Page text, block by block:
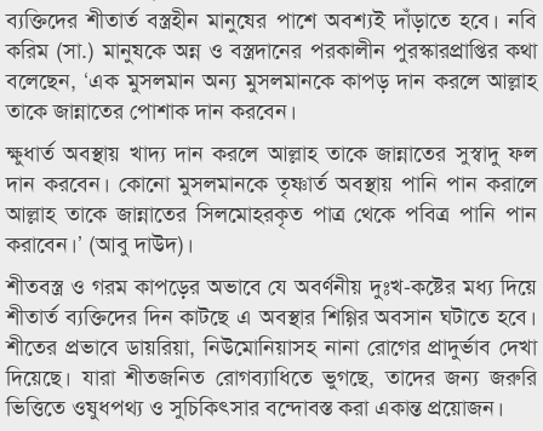
ব্যক্তিদের শীতার্ত বস্ত্রহীন মানুষের পাশে অবশ্যই দাঁড়াতে হবে। নবি
করিম (সা.) মানুষকে অন্ন ও বস্ত্রদানের পরকালীন পুরস্কারপ্রাপ্তির কথা
বলেছেন, ‘এক মুসলমান অন্য মুসলমানকে কাপড় দান করলে আল্লাহ
তাকে জান্নাতের পোশাক দান করবেন।
ক্ষুধার্ত অবস্থায় খাদ্য দান করলে আল্লাহ তাকে জান্নাতের সুস্বাদু ফল
দান করবেন। কোনো মুসলমানকে তৃষ্ণার্ত অবস্থায় পানি পান করালে
আল্লাহ তাকে জান্নাতের সিলমোহরকৃত পাত্র থেকে পবিত্র পানি পান
করাবেন।’ (আবু দাউদ)।
শীতবস্ত্র ও গরম কাপড়ের অভাবে যে অবর্ণনীয় দুঃখ-কষ্টের মধ্য দিয়ে
শীতার্ত ব্যক্তিদের দিন কাটছে এ অবস্থার শিগ্গির অবসান ঘটাতে হবে।
শীতের প্রভাবে ডায়রিয়া, নিউমোনিয়াসহ নানা রোগের প্রাদুর্ভাব দেখা
দিয়েছে। যারা শীতজনিত রোগব্যাধিতে ভুগছে, তাদের জন্য জরুরি
ভিত্তিতে ওষুধপথ্য ও সুচিকিৎসার বন্দোবস্ত করা একান্ত প্রয়োজন।